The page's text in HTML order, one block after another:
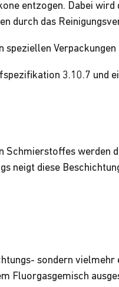
entzogen. Dabei
durch das
speziellen
3.10.7 und
neigt diese
sondern
Fluorgasgemisch